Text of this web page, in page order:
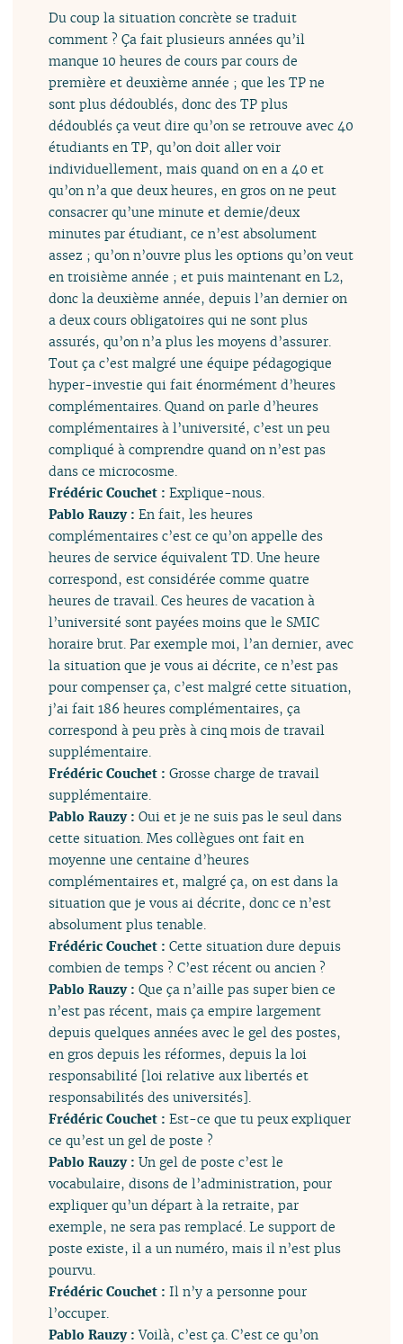
Du coup la situation concrète se traduit
comment ? Ça fait plusieurs années qu’il
manque 10 heures de cours par cours de
première et deuxième année ; que les TP ne
sont plus dédoublés, donc des TP plus
dédoublés ça veut dire qu’on se retrouve avec 40
étudiants en TP, qu’on doit aller voir
individuellement, mais quand on en a 40 et
qu’on n’a que deux heures, en gros on ne peut
consacrer qu’une minute et demie/deux
minutes par étudiant, ce n’est absolument
assez ; qu’on n’ouvre plus les options qu’on veut
en troisième année ; et puis maintenant en L2,
donc la deuxième année, depuis l’an dernier on
a deux cours obligatoires qui ne sont plus
assurés, qu’on n’a plus les moyens d’assurer.
Tout ça c’est malgré une équipe pédagogique
hyper-investie qui fait énormément d’heures
complémentaires. Quand on parle d’heures
complémentaires à l’université, c’est un peu
compliqué à comprendre quand on n’est pas
dans ce microcosme.
Frédéric Couchet :Explique-nous.
Pablo Rauzy :En fait, les heures
complémentaires c’est ce qu’on appelle des
heures de service équivalent TD. Une heure
correspond, est considérée comme quatre
heures de travail. Ces heures de vacation à
l’université sont payées moins que le SMIC
horaire brut. Par exemple moi, l’an dernier, avec
la situation que je vous ai décrite, ce n’est pas
pour compenser ça, c’est malgré cette situation,
j’ai fait 186 heures complémentaires, ça
correspond à peu près à cinq mois de travail
supplémentaire.
Frédéric Couchet :Grosse charge de travail
supplémentaire.
Pablo Rauzy :Oui et je ne suis pas le seul dans
cette situation. Mes collègues ont fait en
moyenne une centaine d’heures
complémentaires et, malgré ça, on est dans la
situation que je vous ai décrite, donc ce n’est
absolument plus tenable.
Frédéric Couchet :Cette situation dure depuis
combien de temps ? C’est récent ou ancien ?
Pablo Rauzy :Que ça n’aille pas super bien ce
n’est pas récent, mais ça empire largement
depuis quelques années avec le gel des postes,
en gros depuis les réformes, depuis la loi
responsabilité [loi relative aux libertés et
responsabilités des universités].
Frédéric Couchet :Est-ce que tu peux expliquer
ce qu’est un gel de poste ?
Pablo Rauzy :Un gel de poste c’est le
vocabulaire, disons de l’administration, pour
expliquer qu’un départ à la retraite, par
exemple, ne sera pas remplacé. Le support de
poste existe, il a un numéro, mais il n’est plus
pourvu.
Frédéric Couchet :Il n’y a personne pour
l’occuper.
Pablo Rauzy :Voilà, c’est ça. C’est ce qu’on